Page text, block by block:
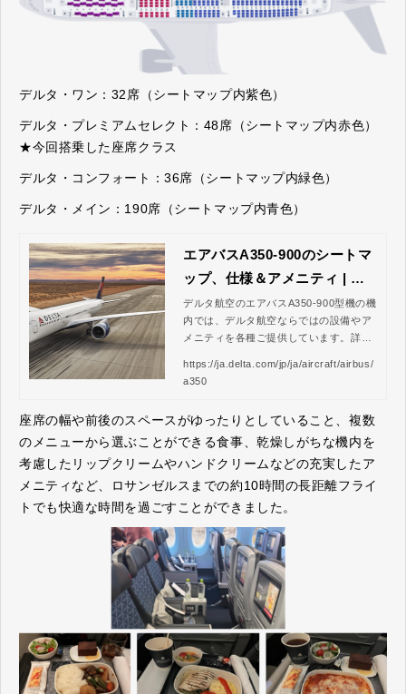
デルタ・ワン：32席（シートマップ内紫色）
デルタ・プレミアムセレクト：48席（シートマップ内赤色）
★今回搭乗した座席クラス
デルタ・コンフォート：36席（シートマップ内緑色）
デルタ・メイン：190席（シートマップ内青色）
エアバスA350-900のシートマ
ップ、仕様＆アメニティ | デ
ルタ航空
デルタ航空のエアバスA350-900型機の機
内では、デルタ航空ならではの設備やア
メニティを各種ご提供しています。詳細
https://ja.delta.com/jp/ja/aircraft/airbus/
a350
座席の幅や前後のスペースがゆったりとしていること、複数
のメニューから選ぶことができる食事、乾燥しがちな機内を
考慮したリップクリームやハンドクリームなどの充実したア
メニティなど、ロサンゼルスまでの約10時間の長距離フライ
トでも快適な時間を過ごすことができました。